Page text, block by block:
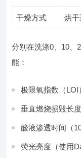
干燥方式 烘干
分别在洗涤0、10、
能：
极限氧指数（LOI
垂直燃烧损毁长度
酸液渗透时间（
荧光亮度（使用